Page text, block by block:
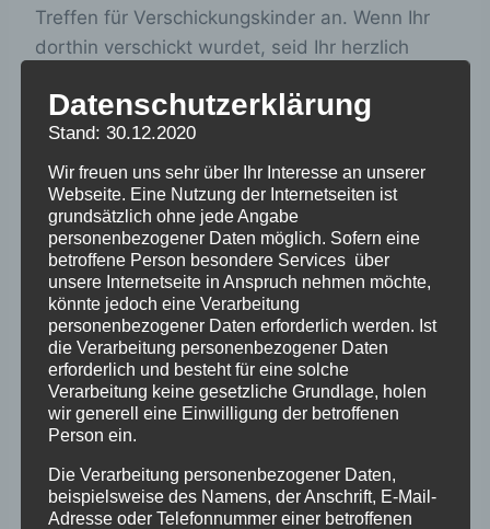
Treffen für Verschickungskinder an. Wenn Ihr
dorthin verschickt wurdet, seid Ihr herzlich
auszutauschen.
Heinrich über:Verschickung-
schlossfriedenweiler.@web.de
Zum Kalender hinzufügen
Datenschutzerklärung
Stand: 30.12.2020
Wir freuen uns sehr über Ihr Interesse an unserer
Webseite. Eine Nutzung der Internetseiten ist
grundsätzlich ohne jede Angabe
personenbezogener Daten möglich. Sofern eine
betroffene Person besondere Services über
unsere Internetseite in Anspruch nehmen möchte,
könnte jedoch eine Verarbeitung
personenbezogener Daten erforderlich werden. Ist
die Verarbeitung personenbezogener Daten
erforderlich und besteht für eine solche
Verarbeitung keine gesetzliche Grundlage, holen
wir generell eine Einwilligung der betroffenen
Person ein.
Die Verarbeitung personenbezogener Daten,
beispielsweise des Namens, der Anschrift, E-Mail-
Adresse oder Telefonnummer einer betroffenen